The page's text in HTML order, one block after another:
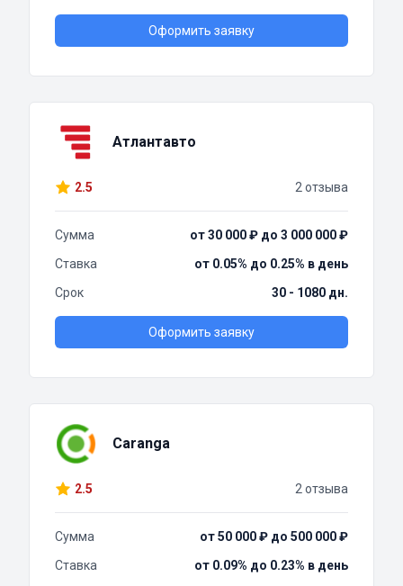
Оформить заявку
Атлантавто
2.5 2 отзыва
Сумма
от 30 000 ₽ до 3 000 000 ₽
Ставка
от 0.05% до 0.25% в день
Срок
30 - 1080 дн.
Оформить заявку
Caranga
2.5 2 отзыва
Сумма
от 50 000 ₽ до 500 000 ₽
Ставка
от 0.09% до 0.23% в день